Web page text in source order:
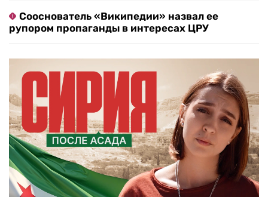
Сооснователь «Википедии» назвал ее
рупором пропаганды в интересах ЦРУ